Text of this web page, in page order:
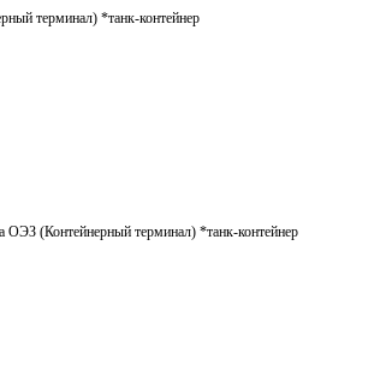
терминал) *танк-контейнер
(Контейнерный терминал) *танк-контейнер